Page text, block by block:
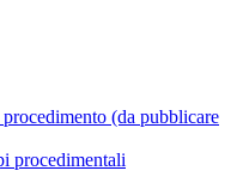
(da pubblicare
procedimentali